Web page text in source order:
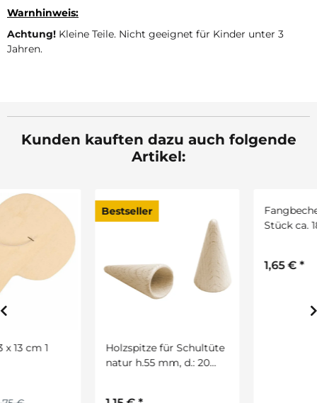
Warnhinweis:
Achtung! Kleine Teile. Nicht geeignet für Kinder unter 3
Jahren.
Kunden kauften dazu auch folgende
Artikel:
Bestseller
Holzspitze für Schultüte
natur h.55 mm, d.: 20
Fangbecher mit Ball, 1
Stück ca. 18 cm hoch, D: